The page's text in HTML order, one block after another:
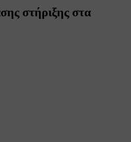
στήριξης στα